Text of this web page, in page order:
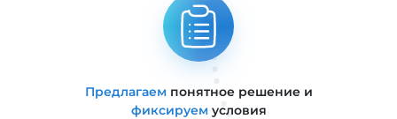
Предлагаемпонятное решение и
фиксируемусловия